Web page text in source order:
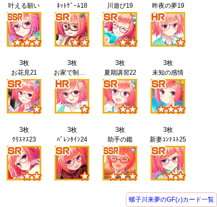
叶える願い
ﾈｯﾄｹﾞｰﾑ18
川遊び19
昨夜の夢19
3枚
お花見21
3枚
お家で制服21
3枚
夏期講習22
3枚
未知の感情
3枚
ｸﾘｽﾏｽ23
3枚
ﾊﾞﾚﾝﾀｲﾝ24
3枚
助手の鑑
3枚
新妻ｺﾝﾃｽﾄ25
螺子川来夢のGF(♪)カード一覧